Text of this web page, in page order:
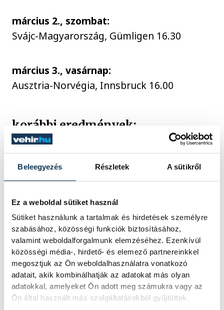
Beleegyezés Részletek A sütikről
Ez a weboldal sütiket használ
Sütiket használunk a tartalmak és hirdetések személyre
szabásához, közösségi funkciók biztosításához,
valamint weboldalforgalmunk elemzéséhez. Ezenkívül
közösségi média-, hirdető- és elemező partnereinkkel
megosztjuk az Ön weboldalhasználatra vonatkozó
adatait, akik kombinálhatják az adatokat más olyan
adatokkal, amelyeket Ön adott meg számukra vagy az
Ön által használt más szolgáltatásokból gyűjtöttek.
március 2., szombat:
Svájc-Magyarország, Gümligen 16.30
március 3., vasárnap:
Ausztria-Norvégia, Innsbruck 16.00
korábbi eredmények:
Magyarország-Norvégia 31-38 (17-19)
Svájc-Ausztria 33-27 (18-11)
Norvégia-Svájc 44-29 (23-18)
Az állás:1. Norvégia 4 pont, 2.
Magyarország 2 (65-70), 3. Svájc 2 (62-71),
4. Ausztria 0